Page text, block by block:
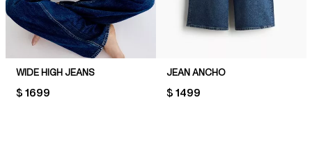
WIDE HIGH JEANS
PRICE:
$ 1699
JEAN ANCHO
PRICE:
$ 1499